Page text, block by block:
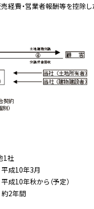
経費・営業者報酬等を控除し
1社
平成10年3月
平成10年秋から（予定）
約2年間